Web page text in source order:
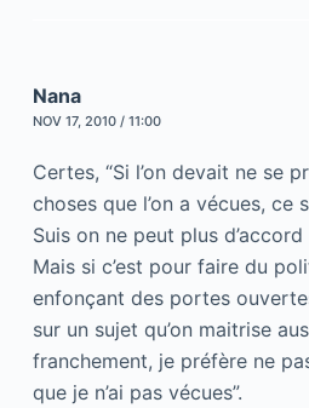
Nana
NOV 17, 2010 / 11:00
Certes, “Si l’on devait ne se
choses que l’on a vécues, ce
Suis on ne peut plus
Mais si c’est pour faire du
enfonçant des portes
sur un sujet qu’on maitrise
franchement, je préfère ne
que je n’ai pas vécues”.